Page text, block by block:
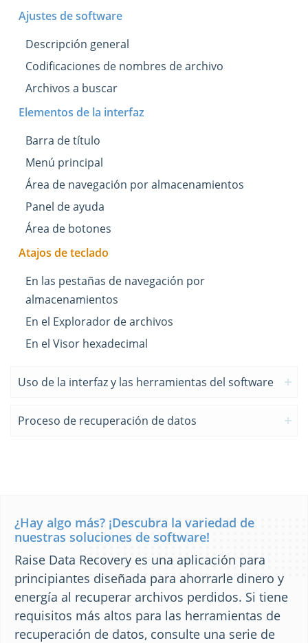
Ajustes de software
Descripción general
Codificaciones de nombres de archivo
Archivos a buscar
Elementos de la interfaz
Barra de título
Menú principal
Área de navegación por almacenamientos
Panel de ayuda
Área de botones
Atajos de teclado
En las pestañas de navegación por
almacenamientos
En el Explorador de archivos
En el Visor hexadecimal
Uso de la interfaz y las herramientas del software
Proceso de recuperación de datos
¿Hay algo más? ¡Descubra la variedad de
nuestras soluciones de software!
Raise Data Recovery es una aplicación para
principiantes diseñada para ahorrarle dinero y
energía al recuperar archivos perdidos. Si tiene
requisitos más altos para las herramientas de
recuperación de datos, consulte una serie de